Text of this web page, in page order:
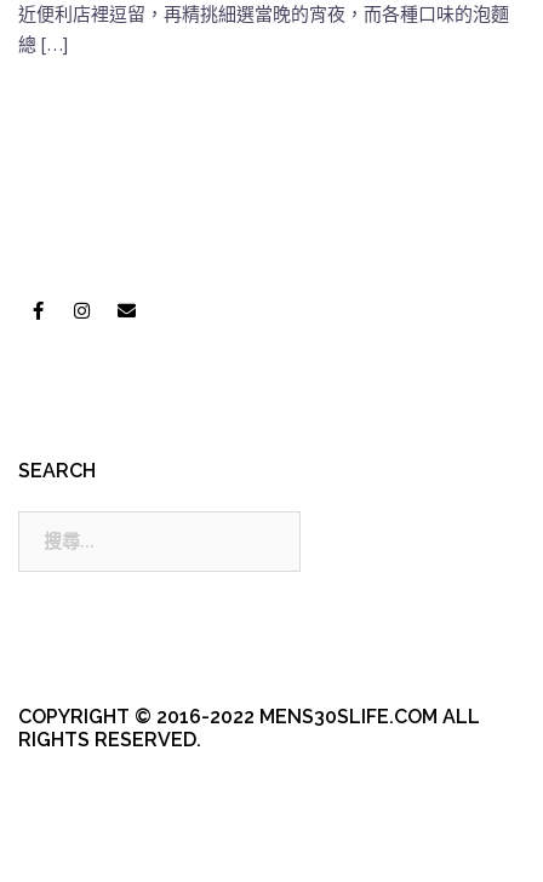
近便利店裡逗留，再精挑細選當晚的宵夜，而各種口味的泡麵
總 […]
SEARCH
COPYRIGHT © 2016-2022 MENS30SLIFE.COM ALL
RIGHTS RESERVED.